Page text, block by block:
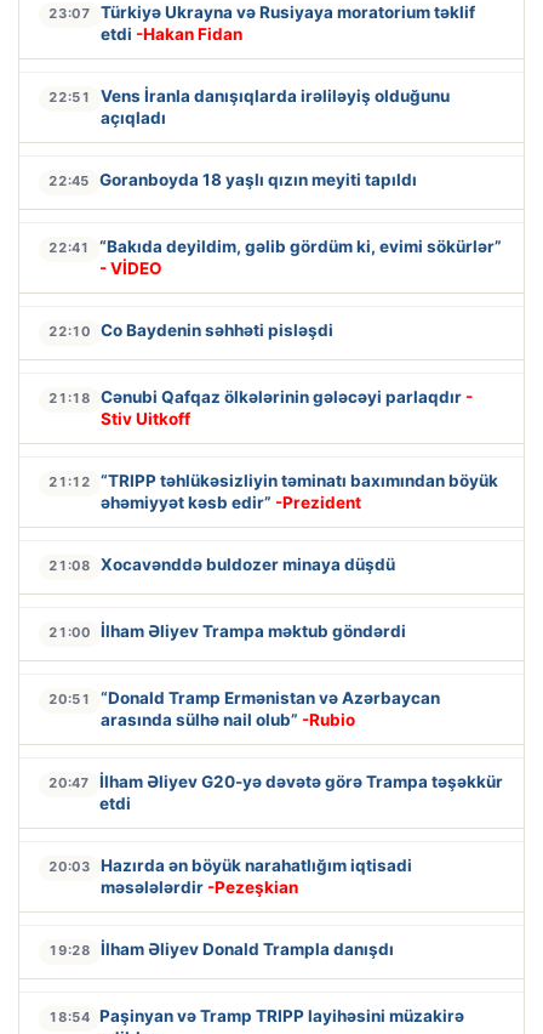
23:07
Türkiyə Ukrayna və Rusiyaya moratorium təklif
etdi -Hakan Fidan
22:51
Vens İranla danışıqlarda irəliləyiş olduğunu
açıqladı
22:45 Goranboyda 18 yaşlı qızın meyiti tapıldı
22:41
“Bakıda deyildim, gəlib gördüm ki, evimi sökürlər”
- VİDEO
22:10 Co Baydenin səhhəti pisləşdi
21:18 Cənubi Qafqaz ölkələrinin gələcəyi parlaqdır -
Stiv Uitkoff
21:12
“TRIPP təhlükəsizliyin təminatı baxımından böyük
əhəmiyyət kəsb edir” -Prezident
21:08 Xocavənddə buldozer minaya düşdü
21:00 İlham Əliyev Trampa məktub göndərdi
20:51
“Donald Tramp Ermənistan və Azərbaycan
arasında sülhə nail olub” -Rubio
20:47
İlham Əliyev G20-yə dəvətə görə Trampa təşəkkür
etdi
20:03
Hazırda ən böyük narahatlığım iqtisadi
məsələlərdir -Pezeşkian
19:28 İlham Əliyev Donald Trampla danışdı
18:54 Paşinyan və Tramp TRIPP layihəsini müzakirə